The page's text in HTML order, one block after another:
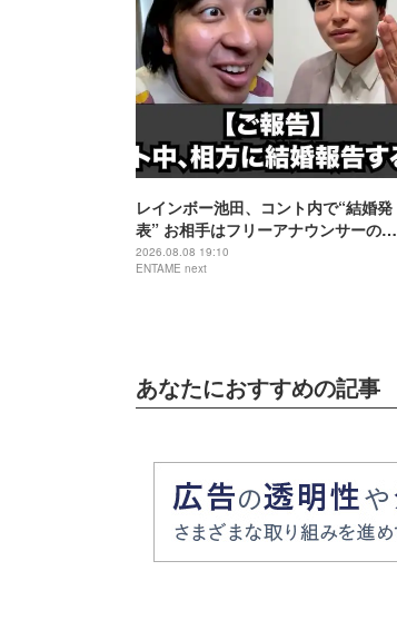
レインボー池田、コント内で“結婚発
表” お相手はフリーアナウンサーの佐
藤佳奈
2026.08.08 19:10
ENTAME next
あなたにおすすめの記事